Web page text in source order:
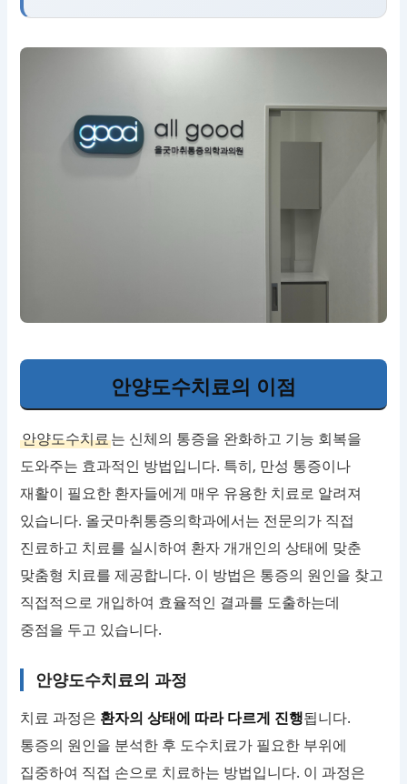
안양도수치료의 이점
안양도수치료는 신체의 통증을 완화하고 기능 회복을
도와주는 효과적인 방법입니다. 특히, 만성 통증이나
재활이 필요한 환자들에게 매우 유용한 치료로 알려져
있습니다. 올굿마취통증의학과에서는 전문의가 직접
진료하고 치료를 실시하여 환자 개개인의 상태에 맞춘
맞춤형 치료를 제공합니다. 이 방법은 통증의 원인을 찾고
직접적으로 개입하여 효율적인 결과를 도출하는데
중점을 두고 있습니다.
안양도수치료의 과정
치료 과정은 환자의 상태에 따라 다르게 진행됩니다.
통증의 원인을 분석한 후 도수치료가 필요한 부위에
집중하여 직접 손으로 치료하는 방법입니다. 이 과정은